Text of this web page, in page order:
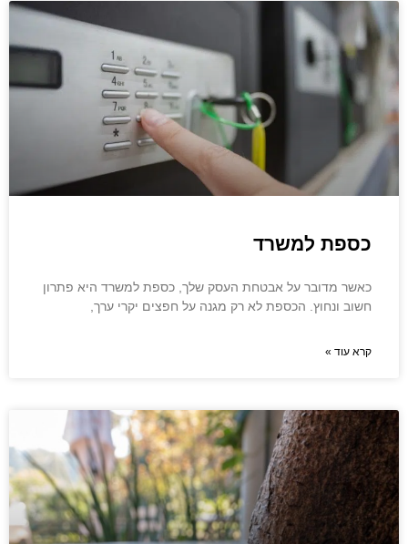
כספת למשרד
כאשר מדובר על אבטחת העסק שלך, כספת למשרד היא פתרון
חשוב ונחוץ. הכספת לא רק מגנה על חפצים יקרי ערך,
קרא עוד »